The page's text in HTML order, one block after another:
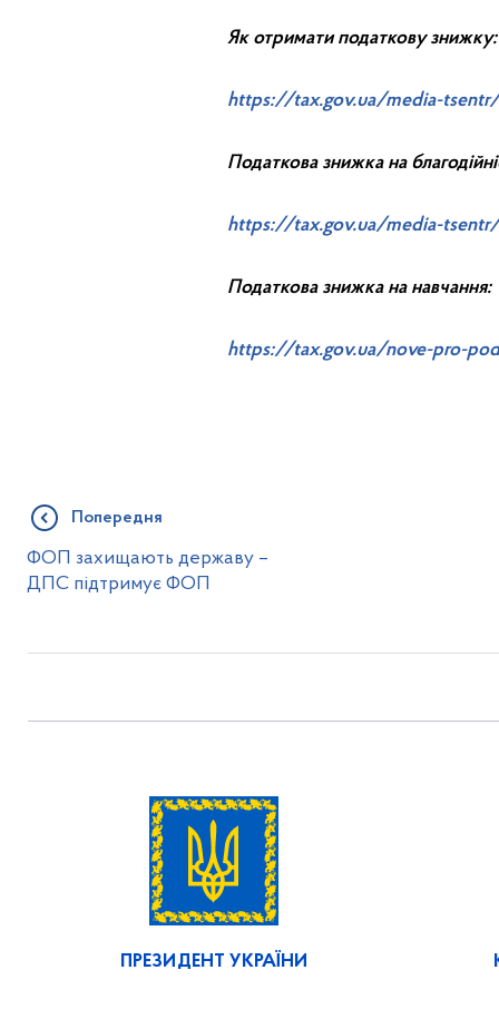
Як отримати податкову
https://tax.gov.ua/media-
Податкова знижка на
https://tax.gov.ua/media-
Податкова знижка на навчання:
https://tax.gov.ua/nove-pro-
Попередня
ФОП захищають державу –
ДПС підтримує ФОП
ПРЕЗИДЕНТ УКРАЇНИ